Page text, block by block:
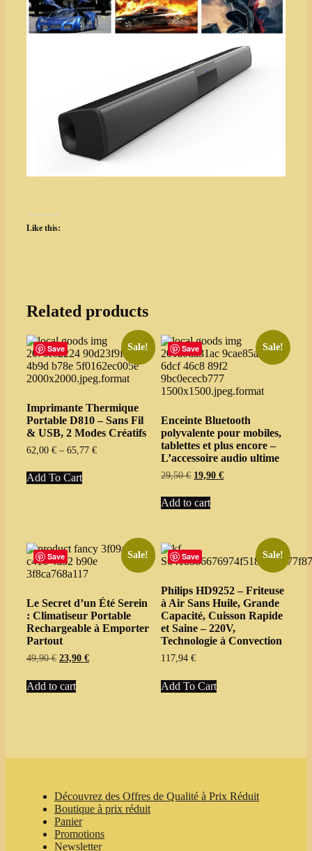
Like this:
Related products
Save Sale!
Imprimante Thermique
Portable D810 – Sans Fil
& USB, 2 Modes Créatifs
62,00 € – 65,77 €Price
Add To Cartproduct
may
be
chosen
the
product
page
Save Sale!
Enceinte Bluetooth
polyvalente pour mobiles,
tablettes et plus encore –
L’accessoire audio ultime
29,50€ Original
was:
29,50 €.
19,90€Current
Add to cart
Save Sale!
Le Secret d’un Été Serein
: Climatiseur Portable
Rechargeable à Emporter
Partout
49,90€ Original
was:
49,90 €.
23,90 €Current
Add to cart
Save Sale!
Philips HD9252 – Friteuse
à Air Sans Huile, Grande
Capacité, Cuisson Rapide
et Saine – 220V,
Technologie à Convection
117,94€
Add To Cartproduct
may
on
Découvrez des Offres de Qualité à Prix Réduit
Boutique à prix réduit
Panier
Promotions
Newsletter